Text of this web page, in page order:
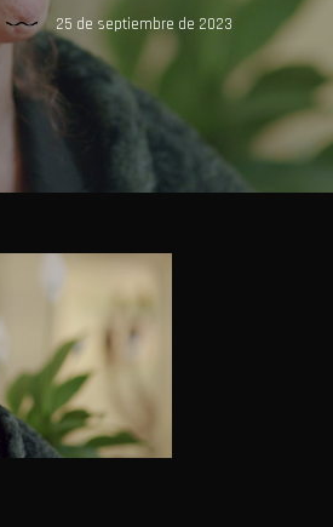
25 de septiembre de 2023